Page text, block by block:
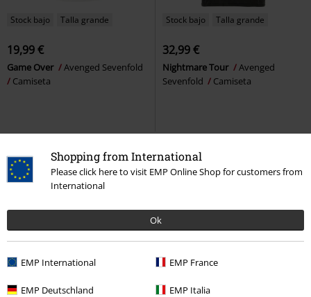
Shopping from International
Please click here to visit EMP Online Shop for customers from
International
Ok
EMP International EMP France
EMP Deutschland EMP Italia
Stock bajo Talla grande
19,99 €
Game Over
Avenged Sevenfold
Camiseta
Stock bajo Talla grande
32,99 €
Nightmare Tour
Avenged
Sevenfold
Camiseta
%